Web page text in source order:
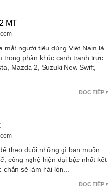
MT
mắt người tiêu dùng Việt Nam là
trong phân khúc cạnh tranh trực
Mazda 2, Suzuki New Swift,
ĐỌC TIẾP
theo đuổi những gì bạn muốn.
công nghệ hiện đại bậc nhất kết
sẽ làm hài lòn...
ĐỌC TIẾP